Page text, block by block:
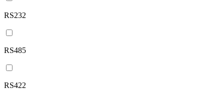
RS232
RS485
RS422